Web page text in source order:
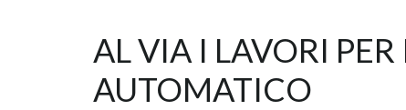
AL VIA I LAVORI
AUTOMATICO